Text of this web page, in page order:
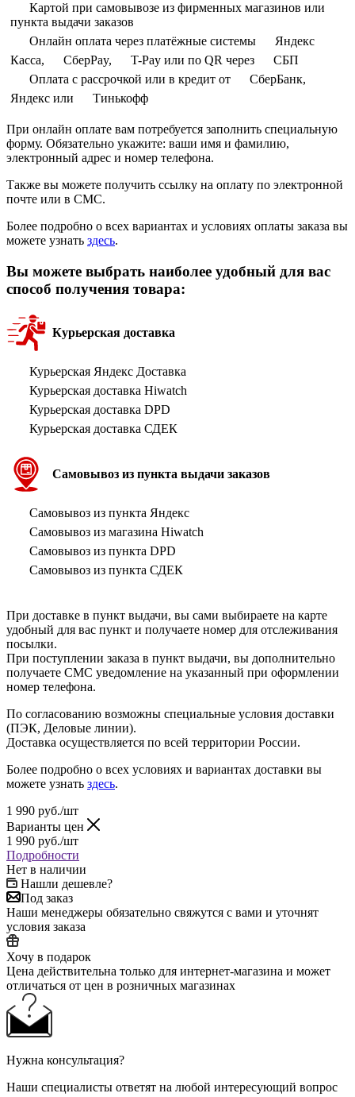
Картой при самовывозе из фирменных магазинов или
пункта выдачи заказов
Онлайн оплата через платёжные системы
Яндекс
Касса,
СберPay, T-Pay или по QR через
СБП
Оплата с рассрочкой или в кредит от
СберБанк,
Яндекс или
Тинькофф
При онлайн оплате вам потребуется заполнить специальную
форму. Обязательно укажите: ваши имя и фамилию,
электронный адрес и номер телефона.
Также вы можете получить ссылку на оплату по электронной
почте или в СМС.
Более подробно о всех вариантах и условиях оплаты заказа вы
можете узнать здесь.
Вы можете выбрать наиболее удобный для вас
способ получения товара:
Курьерская доставка
Курьерская Яндекс Доставка
Курьерская доставка Hiwatch
Курьерская доставка DPD
Курьерская доставка СДЕК
Самовывоз из пункта выдачи заказов
Самовывоз из пункта Яндекс
Самовывоз из магазина Hiwatch
Самовывоз из пункта DPD
Самовывоз из пункта СДЕК
При доставке в пункт выдачи, вы сами выбираете на карте
удобный для вас пункт и получаете номер для отслеживания
посылки.
При поступлении заказа в пункт выдачи, вы дополнительно
получаете СМС уведомление на указанный при оформлении
номер телефона.
По согласованию возможны специальные условия доставки
(ПЭК, Деловые линии).
Доставка осуществляется по всей территории России.
Более подробно о всех условиях и вариантах доставки вы
можете узнать здесь.
1 990 руб./шт
Варианты цен
1 990 руб./шт
Подробности
Нет в наличии
Нашли дешевле?
Под заказ
Наши менеджеры обязательно свяжутся с вами и уточнят
условия заказа
Хочу в подарок
Цена действительна только для интернет-магазина и может
отличаться от цен в розничных магазинах
Нужна консультация?
Наши специалисты ответят на любой интересующий вопрос